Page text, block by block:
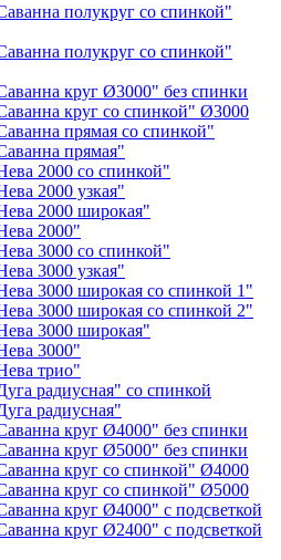
полукруг со спинкой"
полукруг со спинкой"
круг Ø3000" без спинки
круг со спинкой" Ø3000
прямая со спинкой"
прямая"
2000 со спинкой"
2000 узкая"
2000 широкая"
2000"
3000 со спинкой"
3000 узкая"
3000 широкая со спинкой 1"
3000 широкая со спинкой 2"
3000 широкая"
3000"
трио"
радиусная" со спинкой
радиусная"
круг Ø4000" без спинки
круг Ø5000" без спинки
круг со спинкой" Ø4000
круг со спинкой" Ø5000
круг Ø4000" с подсветкой
круг Ø2400" с подсветкой